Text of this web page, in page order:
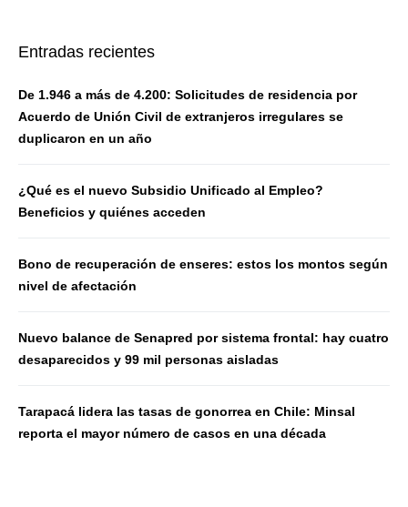
Entradas recientes
De 1.946 a más de 4.200: Solicitudes de residencia por
Acuerdo de Unión Civil de extranjeros irregulares se
duplicaron en un año
¿Qué es el nuevo Subsidio Unificado al Empleo?
Beneficios y quiénes acceden
Bono de recuperación de enseres: estos los montos según
nivel de afectación
Nuevo balance de Senapred por sistema frontal: hay cuatro
desaparecidos y 99 mil personas aisladas
Tarapacá lidera las tasas de gonorrea en Chile: Minsal
reporta el mayor número de casos en una década